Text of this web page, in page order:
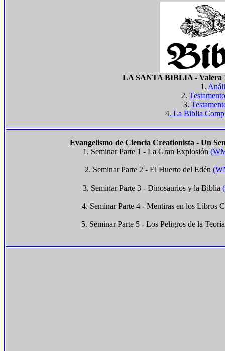
LA SANTA BIBLIA - Valera
1.
2.
3.
4. La Biblia
Evangelismo de Ciencia Creationista - Un
1. Seminar Parte 1 - La Gran Explosión
2. Seminar Parte 2 - El Huerto del Edén
3. Seminar Parte 3 - Dinosaurios y la Biblia
4. Seminar Parte 4 - Mentiras en los Libros
5. Seminar Parte 5 - Los Peligros de la